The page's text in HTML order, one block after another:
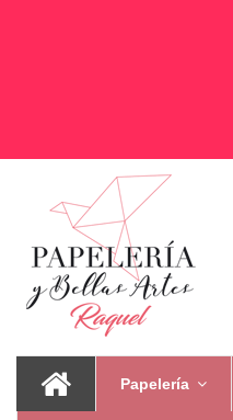
Papelería